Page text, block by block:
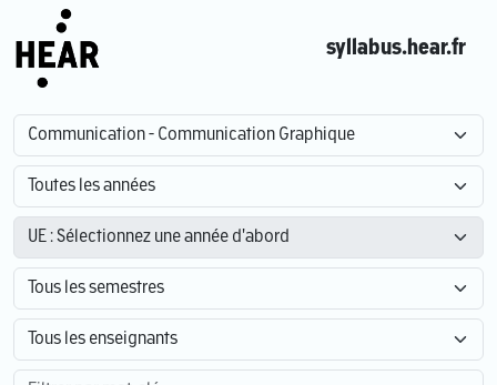
syllabus.hear.fr